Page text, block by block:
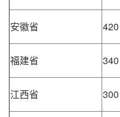
安徽省 420
福建省 340
江西省 300